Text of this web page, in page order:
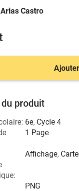
Castro
produit
6e, Cycle 4
1 Page
Affichage,
PNG